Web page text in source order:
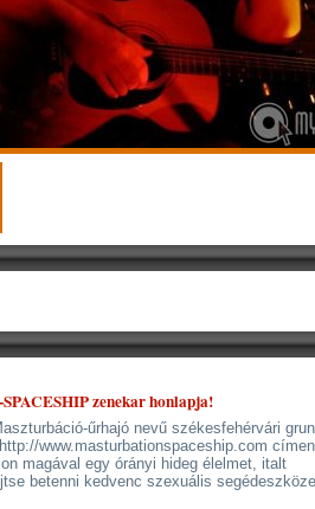
zenekar honlapja!
űrhajó nevű székesfehérvári
www.masturbationspaceship.com
magával egy órányi hideg élelmet, italt
betenni kedvenc szexuális